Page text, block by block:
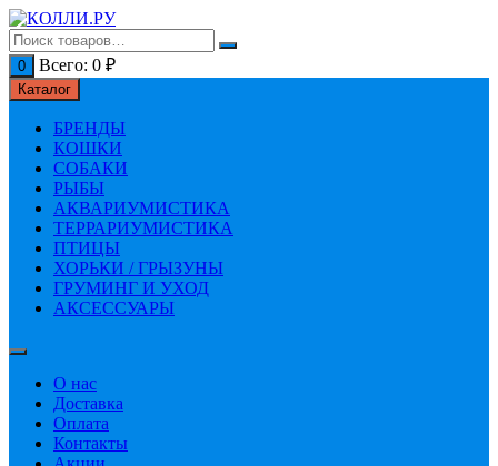
Перейти
к
содержимому
0 Всего: 0 ₽
Каталог
БРЕНДЫ
КОШКИ
СОБАКИ
РЫБЫ
АКВАРИУМИСТИКА
ТЕРРАРИУМИСТИКА
ПТИЦЫ
ХОРЬКИ / ГРЫЗУНЫ
ГРУМИНГ И УХОД
АКСЕССУАРЫ
О нас
Доставка
Оплата
Контакты